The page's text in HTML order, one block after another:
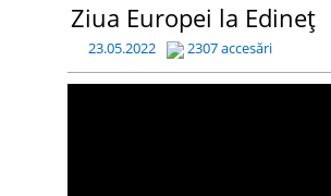
Ziua Europei la Edineț
23.05.2022 2307 accesări